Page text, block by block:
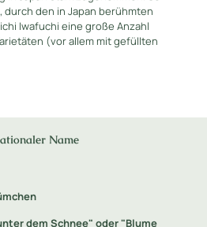
den in Japan berühmten
Iwafuchi eine große Anzahl
(vor allem mit gefüllten
Name
dem Schnee" oder "Blume